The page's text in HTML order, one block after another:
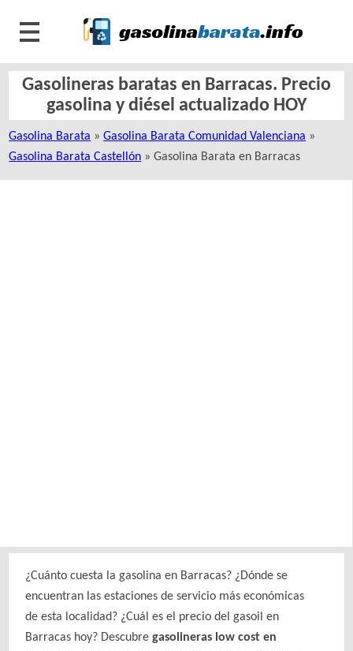
Gasolineras baratas en Barracas. Precio
gasolina y diésel actualizado HOY
Gasolina Barata »Gasolina Barata Comunidad Valenciana »
Gasolina Barata Castellón » Gasolina Barata en Barracas
¿Cuánto cuesta la gasolina en Barracas? ¿Dónde se
encuentran las estaciones de servicio más económicas
de esta localidad? ¿Cuál es el precio del gasoil en
Barracas hoy? Descubregasolineras low cost en